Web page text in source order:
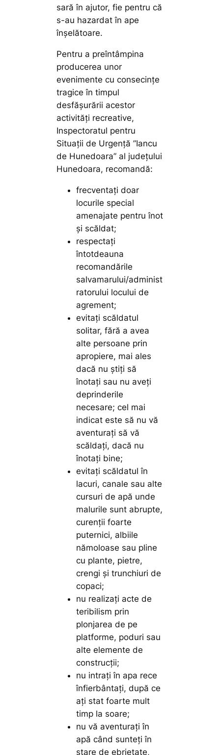
sară în ajutor, fie pentru că
s-au hazardat în ape
înșelătoare.
Pentru a preîntâmpina
producerea unor
evenimente cu consecințe
tragice în timpul
desfășurării acestor
activități recreative,
Inspectoratul pentru
Situații de Urgență ”Iancu
de Hunedoara” al județului
Hunedoara, recomandă:
frecventaţi doar
locurile special
amenajate pentru înot
şi scăldat;
respectaţi
întotdeauna
recomandările
salvamarului/administ
ratorului locului de
agrement;
evitaţi scăldatul
solitar, fără a avea
alte persoane prin
apropiere, mai ales
dacă nu ştiţi să
înotaţi sau nu aveţi
deprinderile
necesare; cel mai
indicat este să nu vă
aventuraţi să vă
scăldaţi, dacă nu
înotaţi bine;
evitaţi scăldatul în
lacuri, canale sau alte
cursuri de apă unde
malurile sunt abrupte,
curenţii foarte
puternici, albiile
nămoloase sau pline
cu plante, pietre,
crengi şi trunchiuri de
copaci;
nu realizaţi acte de
teribilism prin
plonjarea de pe
platforme, poduri sau
alte elemente de
construcţii;
nu intraţi în apa rece
înfierbântaţi, după ce
aţi stat foarte mult
timp la soare;
nu vă aventuraţi în
apă când sunteţi în
stare de ebrietate,